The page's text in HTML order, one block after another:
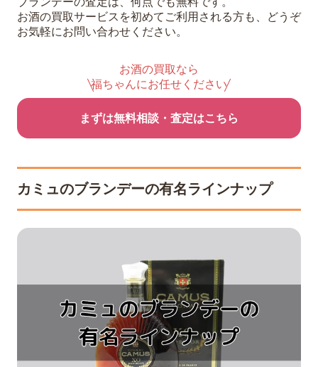
お酒の買取サービスを初めてご利用される方も、どうぞ
お気軽にお問い合わせください。
お酒の買取なら
福ちゃんにお任せください
まずは無料相談・査定はこちら
カミュのブランデーの有名ラインナップ